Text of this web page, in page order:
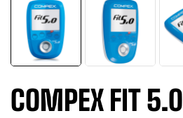
COMPEX FIT 5.0